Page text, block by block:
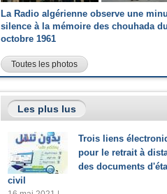
La Radio algérienne observe une
silence à la mémoire des chouhada
octobre 1961
Toutes les photos
Les plus lus
Trois liens
pour le retrait à
des documents
civil